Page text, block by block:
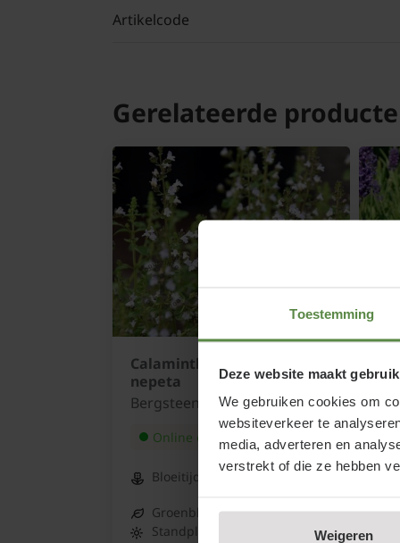
Toestemming
Deze website maakt
We gebruiken cookies om
websiteverkeer te
media, adverteren en
verstrekt of die ze hebben
Weigeren
Artikelcode
Gerelateerde
Calamintha nepeta ssp.
nepeta
Bergsteentijm
Online op voorraad
Bloeitijd:
Juni -
Groenblijvend:Nee
Standplaats: